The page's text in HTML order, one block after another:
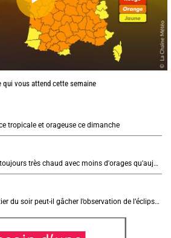
qui vous attend cette semaine
tropicale et orageuse ce dimanche
Météo de demain : un lundi toujours très chaud avec moins d'orages qu'aujourd'hui
Eclipse J-4 : le brouillard côtier du soir peut-il gâcher l’observation de l’éclipse à la plage ?